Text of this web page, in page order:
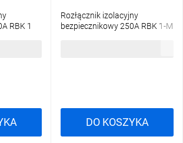
RBK 1
Rozłącznik izolacyjny
bezpiecznikowy 250A RBK 1-M
DO KOSZYKA